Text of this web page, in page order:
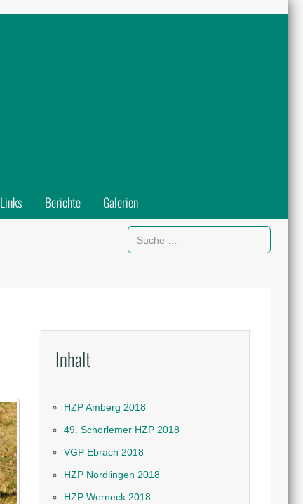
Links Berichte Galerien
Suchen
Inhalt
HZP Amberg 2018
49. Schorlemer HZP 2018
VGP Ebrach 2018
HZP Nördlingen 2018
HZP Werneck 2018